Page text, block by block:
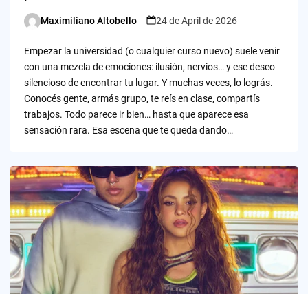
Posted
Maximiliano Altobello 24 de April de 2026
Empezar la universidad (o cualquier curso nuevo) suele venir
con una mezcla de emociones: ilusión, nervios… y ese deseo
silencioso de encontrar tu lugar. Y muchas veces, lo lográs.
Conocés gente, armás grupo, te reís en clase, compartís
trabajos. Todo parece ir bien… hasta que aparece esa
sensación rara. Esa escena que te queda dando…